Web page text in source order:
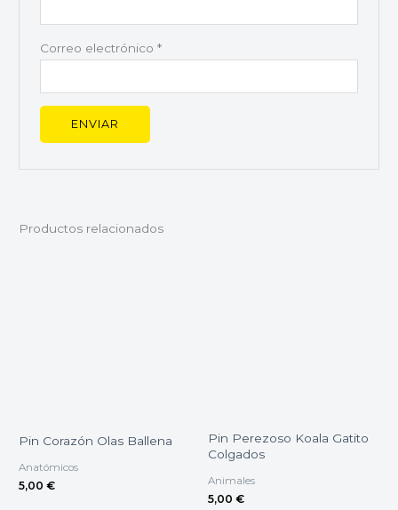
Correo electrónico *
Productos relacionados
Pin Corazón Olas Ballena
Anatómicos
5,00 €
Pin Perezoso Koala Gatito
Colgados
Animales
5,00 €